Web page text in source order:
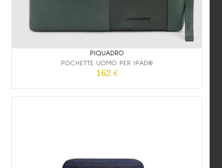
PIQUADRO
POCHETTE UOMO PER IPAD®
162 €